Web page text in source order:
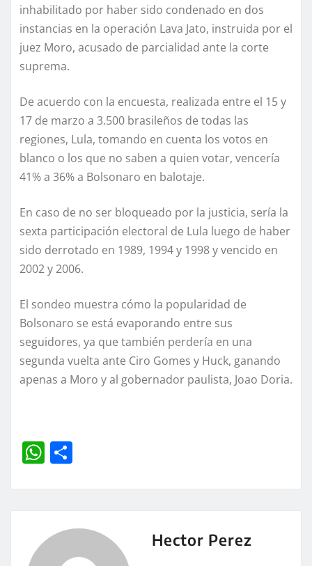
inhabilitado por haber sido condenado en dos
instancias en la operación Lava Jato, instruida por el
juez Moro, acusado de parcialidad ante la corte
suprema.
De acuerdo con la encuesta, realizada entre el 15 y
17 de marzo a 3.500 brasileños de todas las
regiones, Lula, tomando en cuenta los votos en
blanco o los que no saben a quien votar, vencería
41% a 36% a Bolsonaro en balotaje.
En caso de no ser bloqueado por la justicia, sería la
sexta participación electoral de Lula luego de haber
sido derrotado en 1989, 1994 y 1998 y vencido en
2002 y 2006.
El sondeo muestra cómo la popularidad de
Bolsonaro se está evaporando entre sus
seguidores, ya que también perdería en una
segunda vuelta ante Ciro Gomes y Huck, ganando
apenas a Moro y al gobernador paulista, Joao Doria.
W
A Hector Perez